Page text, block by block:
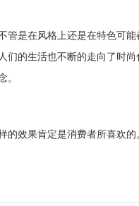
管是在风格上还是在特色可
们的生活也不断的走向了时
。
效果肯定是消费者所喜欢的